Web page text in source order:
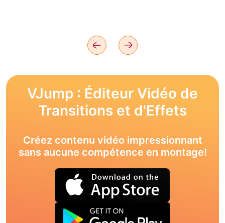
VJump : Éditeur Vidéo de
Transitions et d'Effets
Créez contenu vidéo impressionnant
sans aucune compétence en montage!